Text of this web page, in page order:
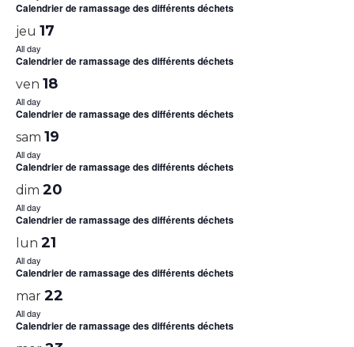
Calendrier de ramassage des différents déchets
jeu 17
All day
Calendrier de ramassage des différents déchets
ven 18
All day
Calendrier de ramassage des différents déchets
sam 19
All day
Calendrier de ramassage des différents déchets
dim 20
All day
Calendrier de ramassage des différents déchets
lun 21
All day
Calendrier de ramassage des différents déchets
mar 22
All day
Calendrier de ramassage des différents déchets